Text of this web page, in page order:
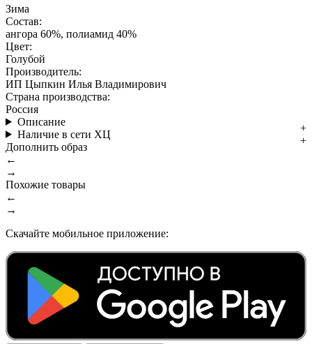
Зима
Состав:
ангора 60%, полиамид 40%
Цвет:
Голубой
Производитель:
ИП Цыпкин Илья Владимирович
Страна производства:
Россия
Описание
Наличие в сети ХЦ
Дополнить образ
←
→
Похожие товары
←
→
Скачайте мобильное приложение: